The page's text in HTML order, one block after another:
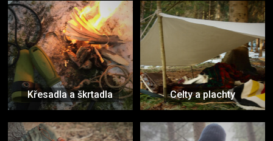
Křesadla a škrtadla Celty a plachty